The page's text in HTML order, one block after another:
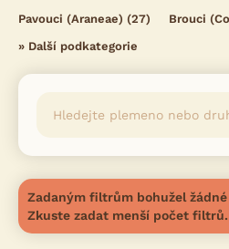
Pavouci (Araneae) (27) Brouci
» Další podkategorie
Zadaným filtrům bohužel
Zkuste zadat menší počet filtrů.